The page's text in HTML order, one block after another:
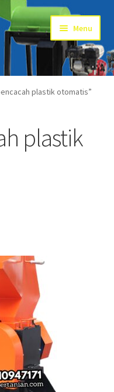
Menu
plastik otomatis”
plastik